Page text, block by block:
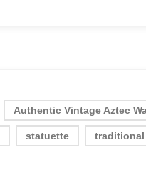
Authentic Vintage Aztec
statuette traditional